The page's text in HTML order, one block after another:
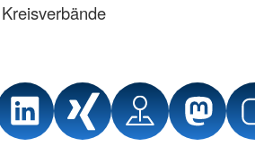
Kreisverbände